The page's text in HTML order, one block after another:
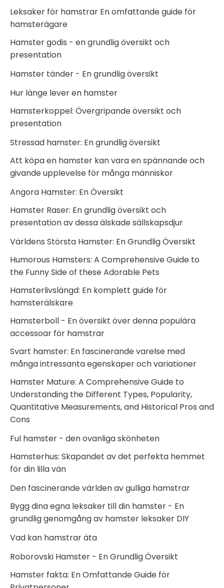
Leksaker för hamstrar En omfattande guide för
hamsterägare
Hamster godis - en grundlig översikt och
presentation
Hamster tänder - En grundlig översikt
Hur länge lever en hamster
Hamsterkoppel: Övergripande översikt och
presentation
Stressad hamster: En grundlig översikt
Att köpa en hamster kan vara en spännande och
givande upplevelse för många människor
Angora Hamster: En Översikt
Hamster Raser: En grundlig översikt och
presentation av dessa älskade sällskapsdjur
Världens Största Hamster: En Grundlig Översikt
Humorous Hamsters: A Comprehensive Guide to
the Funny Side of these Adorable Pets
Hamsterlivslängd: En komplett guide för
hamsterälskare
Hamsterboll - En översikt över denna populära
accessoar för hamstrar
Svart hamster: En fascinerande varelse med
många intressanta egenskaper och variationer
Hamster Mature: A Comprehensive Guide to
Understanding the Different Types, Popularity,
Quantitative Measurements, and Historical Pros and
Cons
Ful hamster - den ovanliga skönheten
Hamsterhus: Skapandet av det perfekta hemmet
för din lilla vän
Den fascinerande världen av gulliga hamstrar
Bygg dina egna leksaker till din hamster - En
grundlig genomgång av hamster leksaker DIY
Vad kan hamstrar äta
Roborovski Hamster - En Grundlig Översikt
Hamster fakta: En Omfattande Guide för